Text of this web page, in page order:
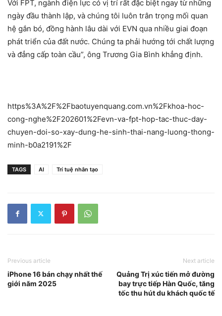
Với FPT, ngành điện lực có vị trí rất đặc biệt ngay từ những
ngày đầu thành lập, và chúng tôi luôn trân trọng mối quan
hệ gắn bó, đồng hành lâu dài với EVN qua nhiều giai đoạn
phát triển của đất nước. Chúng ta phải hướng tới chất lượng
và đẳng cấp toàn cầu”, ông Trương Gia Bình khẳng định.
https%3A%2F%2Fbaotuyenquang.com.vn%2Fkhoa-hoc-
cong-nghe%2F202601%2Fevn-va-fpt-hop-tac-thuc-day-
chuyen-doi-so-xay-dung-he-sinh-thai-nang-luong-thong-
minh-b0a2191%2F
TAGS AI Trí tuệ nhân tạo
Previous article
iPhone 16 bán chạy nhất thế
giới năm 2025
Next article
Quảng Trị xúc tiến mở đường
bay trực tiếp Hàn Quốc, tăng
tốc thu hút du khách quốc tế